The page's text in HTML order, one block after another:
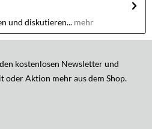
und diskutieren... mehr
kostenlosen Newsletter und
oder Aktion mehr aus dem Shop.